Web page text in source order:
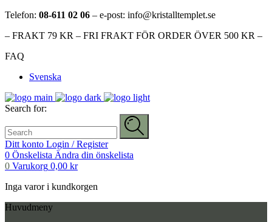
Telefon: 08-611 02 06 – e-post: info@kristalltemplet.se
– FRAKT 79 KR – FRI FRAKT FÖR ORDER ÖVER 500 KR –
FAQ
Svenska
Search for:
Ditt konto Login / Register
0 Önskelista Ändra din önskelista
0 Varukorg 0,00 kr
Inga varor i kundkorgen
Huvudmeny